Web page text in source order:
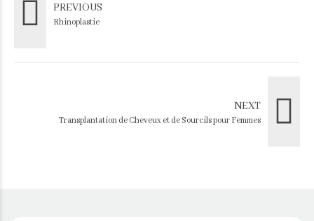
PREVIOUS
Rhinoplastie
NEXT
Transplantation de Cheveux et de Sourcils pour Femmes